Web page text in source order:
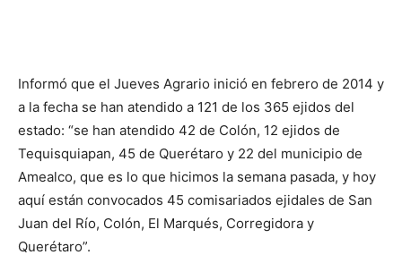
Informó que el Jueves Agrario inició en febrero de 2014 y
a la fecha se han atendido a 121 de los 365 ejidos del
estado: “se han atendido 42 de Colón, 12 ejidos de
Tequisquiapan, 45 de Querétaro y 22 del municipio de
Amealco, que es lo que hicimos la semana pasada, y hoy
aquí están convocados 45 comisariados ejidales de San
Juan del Río, Colón, El Marqués, Corregidora y
Querétaro”.